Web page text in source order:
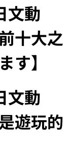
文動
十大之
す】
文動
遊玩的